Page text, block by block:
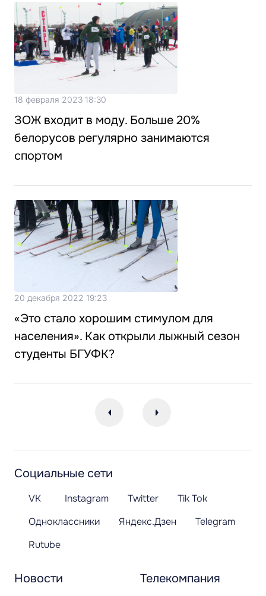
18 февраля 2023 18:30
ЗОЖ входит в моду. Больше 20%
белорусов регулярно занимаются
спортом
20 декабря 2022 19:23
«Это стало хорошим стимулом для
населения». Как открыли лыжный сезон
студенты БГУФК?
Новости Телекомпания
Социальные сети
VK Instagram Twitter
Tik Tok
Одноклассники
Яндекс.Дзен
Telegram
Rutube